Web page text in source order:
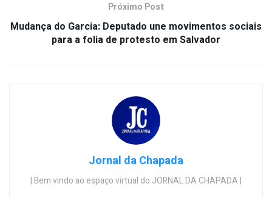
Próximo Post
Mudança do Garcia: Deputado une movimentos sociais
para a folia de protesto em Salvador
Jornal da Chapada
| Bem vindo ao espaço virtual do JORNAL DA CHAPADA |